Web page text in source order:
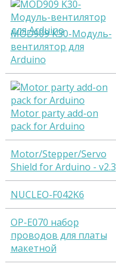
MOD909 K30-Модуль-
вентилятор для
Arduino
Motor party add-on
pack for Arduino
Motor/Stepper/Servo
Shield for Arduino - v2.3
NUCLEO-F042K6
OP-E070 набор
проводов для платы
макетной